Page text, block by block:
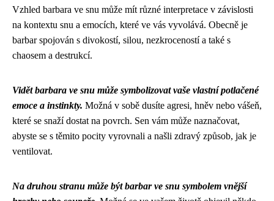
Vzhled barbara ve snu může mít různé interpretace v závislosti
na kontextu snu a emocích, které ve vás vyvolává. Obecně je
barbar spojován s divokostí, silou, nezkroceností a také s
chaosem a destrukcí.
Vidět barbara ve snu může symbolizovat vaše vlastní potlačené
emoce a instinkty. Možná v sobě dusíte agresi, hněv nebo vášeň,
které se snaží dostat na povrch. Sen vám může naznačovat,
abyste se s těmito pocity vyrovnali a našli zdravý způsob, jak je
ventilovat.
Na druhou stranu může být barbar ve snu symbolem vnější